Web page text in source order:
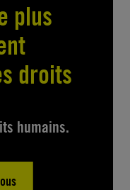
plus
droits
humains.